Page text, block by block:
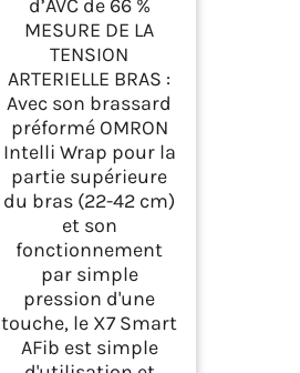
d’AVC de 66 %
MESURE DE LA
TENSION
ARTERIELLE BRAS :
Avec son brassard
préformé OMRON
Intelli Wrap pour la
partie supérieure
du bras (22-42 cm)
et son
fonctionnement
par simple
pression d'une
touche, le X7 Smart
AFib est simple